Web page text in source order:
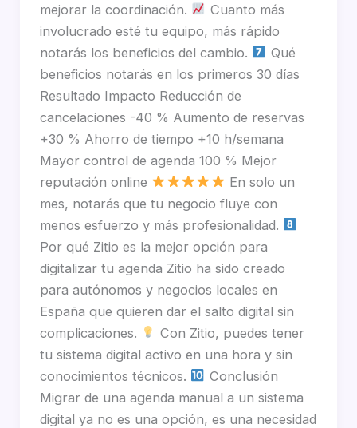
mejorar la coordinación.
Cuanto más
involucrado esté tu equipo, más rápido
notarás los beneficios del cambio.
Qué
beneficios notarás en los primeros 30 días
Resultado Impacto Reducción de
cancelaciones -40 % Aumento de reservas
+30 % Ahorro de tiempo +10 h/semana
Mayor control de agenda 100 % Mejor
reputación online
En solo un
mes, notarás que tu negocio fluye con
menos esfuerzo y más profesionalidad.
Por qué Zitio es la mejor opción para
digitalizar tu agenda Zitio ha sido creado
para autónomos y negocios locales en
España que quieren dar el salto digital sin
complicaciones.
Con Zitio, puedes tener
tu sistema digital activo en una hora y sin
conocimientos técnicos.
Conclusión
Migrar de una agenda manual a un sistema
digital ya no es una opción, es una necesidad